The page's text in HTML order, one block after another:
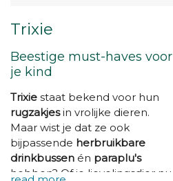
Trixie
Beestige must-haves voor
je kind
Trixie staat bekend voor hun
rugzakjesin vrolijke dieren.
Maar wist je dat ze ook
bijpassende herbruikbare
drinkbussen én paraplu's
hebben? Of je lievelingsdier nu